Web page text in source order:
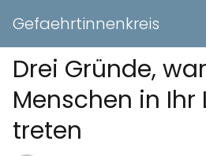
Gefaehrtinnenkreis
Drei Gründe,
Menschen in Ihr
treten